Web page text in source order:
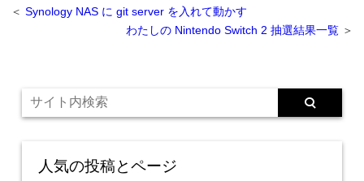
＜Synology NAS に git server を入れて動かす
わたしの Nintendo Switch 2 抽選結果一覧 ＞
人気の投稿とページ